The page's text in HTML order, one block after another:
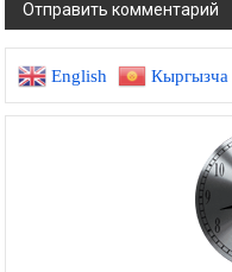
English Кыргызча